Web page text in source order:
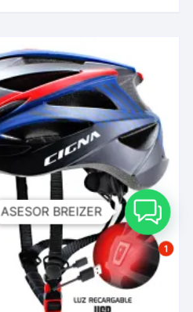
ASESOR BREIZER
1